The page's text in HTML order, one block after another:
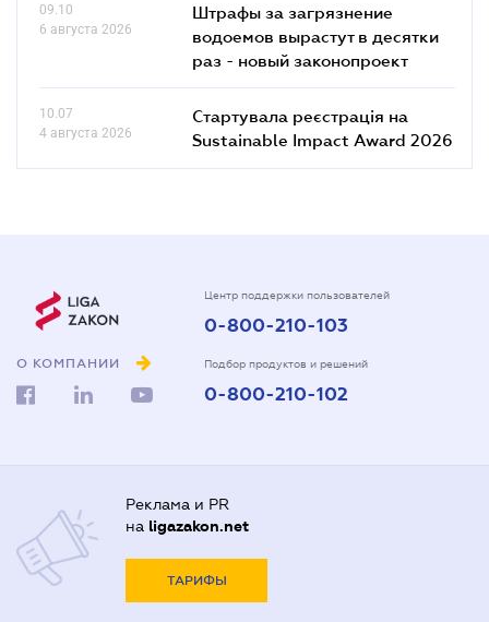
09.10
6 августа 2026
Штрафы за загрязнение
водоемов вырастут в десятки
раз - новый законопроект
10.07
4 августа 2026
Стартувала реєстрація на
Sustainable Impact Award 2026
О КОМПАНИИ
Центр поддержки пользователей
0-800-210-103
Подбор продуктов и решений
0-800-210-102
Реклама и PR
на ligazakon.net
ТАРИФЫ